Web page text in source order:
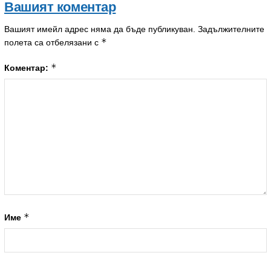
Вашият коментар
Вашият имейл адрес няма да бъде публикуван. Задължителните
полета са отбелязани с *
Коментар: *
Име *